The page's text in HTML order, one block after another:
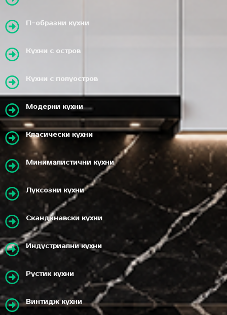
П-образни кухни
Кухни с остров
Кухни с полуостров
Модерни кухни
Класически кухни
Минималистични кухни
Луксозни кухни
Скандинавски кухни
Индустриални кухни
Рустик кухни
Винтидж кухни